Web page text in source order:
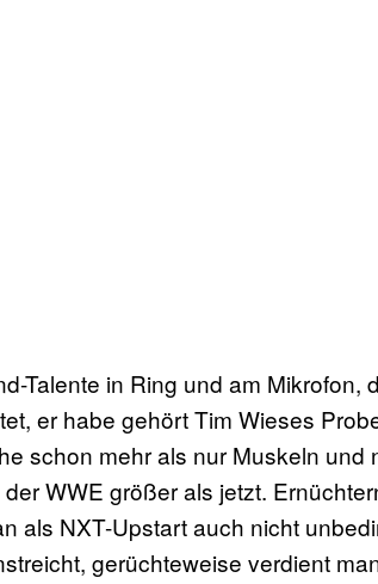
Talente in Ring und am Mikrofon,
er habe gehört Tim Wieses
schon mehr als nur Muskeln und
WWE größer als jetzt.
als NXT-Upstart auch nicht
gerüchteweise verdient